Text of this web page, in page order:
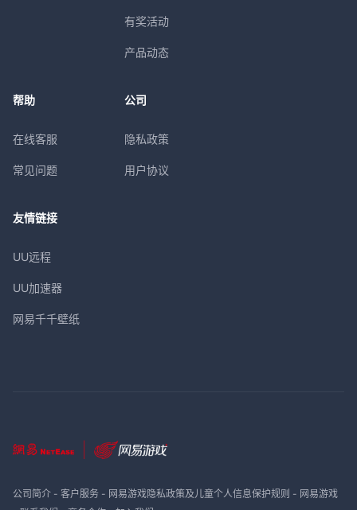
有奖活动
产品动态
帮助
在线客服
常见问题
公司
隐私政策
用户协议
友情链接
UU远程
UU加速器
网易千千壁纸
公司简介- 客户服务- 网易游戏隐私政策及儿童个人信息保护规则 - 网易游戏